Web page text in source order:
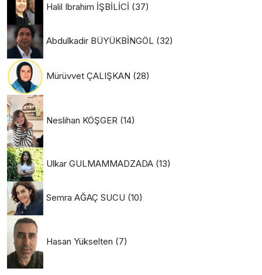
Halil Ibrahim İŞBİLİCİ (37)
Abdulkadir BÜYÜKBİNGÖL (32)
Mürüvvet ÇALIŞKAN (28)
Neslihan KÖŞGER (14)
Ulkar GULMAMMADZADA (13)
Semra AĞAÇ SUCU (10)
Hasan Yükselten (7)